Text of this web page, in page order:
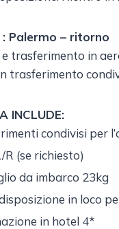
: Palermo – ritorno
e trasferimento in
trasferimento
INCLUDE:
condivisi per
R (se richiesto)
da imbarco 23kg
in loco
in hotel 4*